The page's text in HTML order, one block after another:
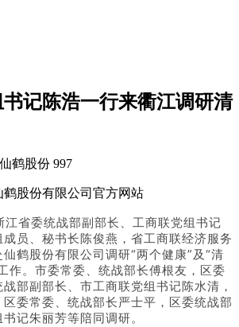
记陈浩一行来衢江调研清
仙鹤股份 997
江省委统战部副部长、工商联党组书记
员、秘书长陈俊燕，省工商联经济服务
鹤股份有限公司调研“两个健康”及“清
作。市委常委、统战部长傅根友，区委
部副部长、市工商联党组书记陈水清，
委常委、统战部长严士平，区委统战部
记朱丽芳等陪同调研。